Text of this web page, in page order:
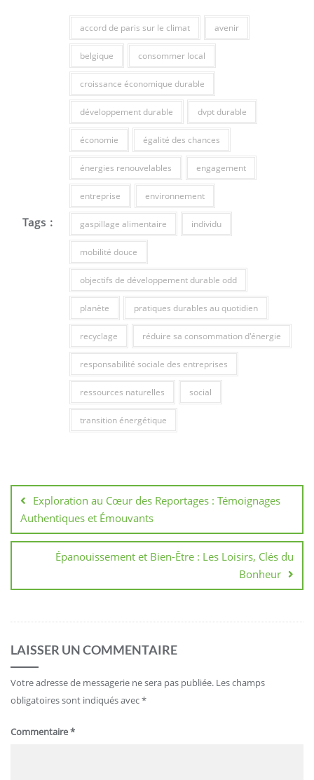
Tags :
accord de paris sur le climat avenir
belgique consommer local
croissance économique durable
développement durable dvpt durable
économie égalité des chances
énergies renouvelables engagement
entreprise environnement
gaspillage alimentaire individu
mobilité douce
objectifs de développement durable odd
planète pratiques durables au quotidien
recyclage réduire sa consommation d'énergie
responsabilité sociale des entreprises
ressources naturelles social
transition énergétique
de
l’article
Exploration au Cœur des Reportages : Témoignages
Authentiques et Émouvants
Épanouissement et Bien-Être : Les Loisirs, Clés du
Bonheur
LAISSER UN COMMENTAIRE
Votre adresse de messagerie ne sera pas publiée. Les champs
obligatoires sont indiqués avec*
Commentaire*